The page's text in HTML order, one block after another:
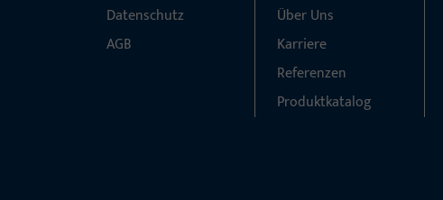
Datenschutz
AGB
Über Uns
Karriere
Referenzen
Produktkatalog